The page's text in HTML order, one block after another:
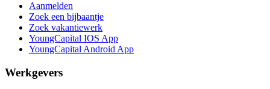
Aanmelden
Zoek een bijbaantje
Zoek vakantiewerk
YoungCapital IOS App
YoungCapital Android App
Werkgevers